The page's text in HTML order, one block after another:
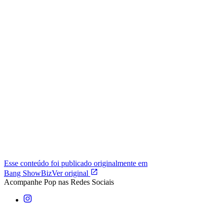
Esse conteúdo foi publicado originalmente em
Bang ShowBizVer original
Acompanhe Pop nas Redes Sociais